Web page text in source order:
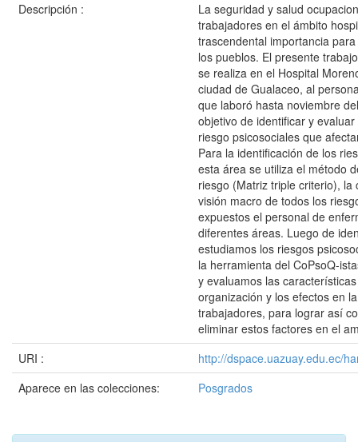
Descripción :
La seguridad y salud
trabajadores en el ámbito
trascendental importancia
los pueblos. El presente
se realiza en el Hospital
ciudad de Gualaceo, al
que laboró hasta noviembre
objetivo de identificar y
riesgo psicosociales que
Para la identificación de los
esta área se utiliza el método
riesgo (Matriz triple criterio), la
visión macro de todos los
expuestos el personal de
diferentes áreas. Luego de
estudiamos los riesgos
la herramienta del CoPsoQ-
y evaluamos las
organización y los efectos en
trabajadores, para lograr así
eliminar estos factores en el
URI :
http://dspace.uazuay.edu.ec/
Aparece en las colecciones:
Posgrados